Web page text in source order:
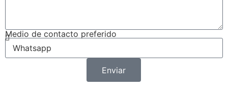
Medio de contacto preferido
Enviar